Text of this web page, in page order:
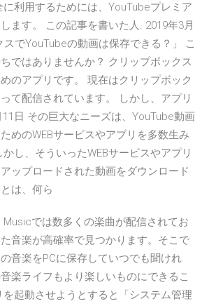
利用するためには、YouTubeプレミア
ます。 この記事を書いた人. 2019年3月
でYouTubeの動画は保存できる？」 こ
ではありませんか？ クリップボックス
のアプリです。 現在はクリップボック
て配信されています。 しかし、アプリ
日 その巨大なニーズは、YouTube動画
めのWEBサービスやアプリを多数生み
し、そういったWEBサービスやアプリ
ップロードされた動画をダウンロード
は、何ら
では数多くの楽曲が配信されてお
音楽が高確率で見つかります。そこで
音楽をPCに保存していつでも聞けれ
楽ライフもより楽しいものにできるこ
を起動させようとすると「システム管理